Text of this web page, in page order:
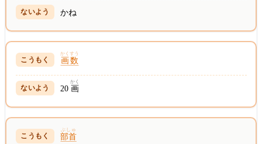
かね
画数
かくすう
20 画
かく
部首
ぶしゅ